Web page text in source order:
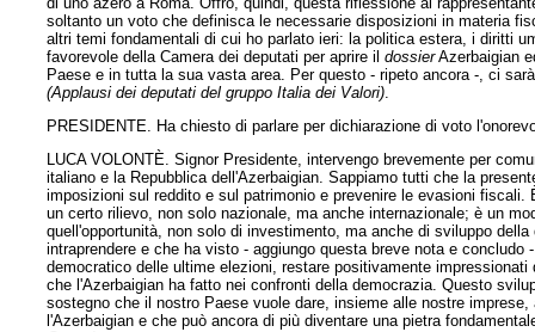
soltanto un voto che definisca le necessarie disposizioni in materia
altri temi fondamentali di cui ho parlato ieri: la politica estera, i diritti
favorevole della Camera dei deputati per aprire ildossierAzerbaigian
Paese e in tutta la sua vasta area. Per questo - ripeto ancora -, ci
(Applausi dei deputati del gruppo Italia dei Valori).
PRESIDENTE. Ha chiesto di parlare per dichiarazione di voto
LUCA VOLONTÈ. Signor Presidente, intervengo brevemente per
italiano e la Repubblica dell'Azerbaigian. Sappiamo tutti che la
imposizioni sul reddito e sul patrimonio e prevenire le evasioni
un certo rilievo, non solo nazionale, ma anche internazionale; è un
quell'opportunità, non solo di investimento, ma anche di sviluppo
intraprendere e che ha visto - aggiungo questa breve nota e
democratico delle ultime elezioni, restare positivamente
che l'Azerbaigian ha fatto nei confronti della democrazia. Questo
sostegno che il nostro Paese vuole dare, insieme alle nostre
l'Azerbaigian e che può ancora di più diventare una pietra